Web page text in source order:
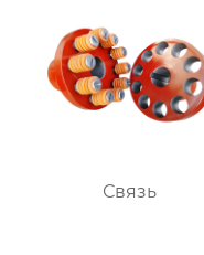
Связь